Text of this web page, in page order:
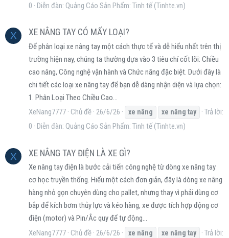
0
Diễn đàn: Quảng Cáo Sản Phẩm: Tinh tế (Tinhte.vn)
X XE NÂNG TAY CÓ MẤY LOẠI?
Để phân loại xe nâng tay một cách thực tế và dễ hiểu nhất trên thị
trường hiện nay, chúng ta thường dựa vào 3 tiêu chí cốt lõi: Chiều
cao nâng, Công nghệ vận hành và Chức năng đặc biệt. Dưới đây là
chi tiết các loại xe nâng tay để bạn dễ dàng nhận diện và lựa chọn:
1. Phân Loại Theo Chiều Cao...
XeNang7777 Chủ đề 26/6/26 xe nâng xe nâng tay
Trả lời:
0
Diễn đàn: Quảng Cáo Sản Phẩm: Tinh tế (Tinhte.vn)
X XE NÂNG TAY ĐIỆN LÀ XE GÌ?
Xe nâng tay điện là bước cải tiến công nghệ từ dòng xe nâng tay
cơ học truyền thống. Hiểu một cách đơn giản, đây là dòng xe nâng
hàng nhỏ gọn chuyên dùng cho pallet, nhưng thay vì phải dùng cơ
bắp để kích bơm thủy lực và kéo hàng, xe được tích hợp động cơ
điện (motor) và Pin/Ắc quy để tự động...
XeNang7777 Chủ đề 26/6/26 xe nâng xe nâng tay
Trả lời: